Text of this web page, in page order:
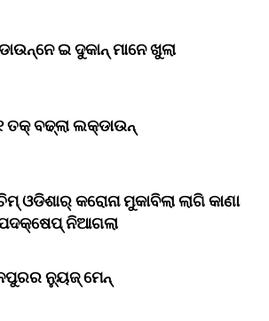
ଇ ଦୁକାନ୍ ମାନେ ଖୁଲା
ତକ୍ ବଢ୍‌ଲା ଲକ୍‌ଡାଉନ୍‌
ଓଡିଶାର୍ କରୋନା ମୁକାବିଲା ଲାଗି କାଣା
ନିଆଗଲା
ନ୍ୟୁଜ୍ ମେନ୍